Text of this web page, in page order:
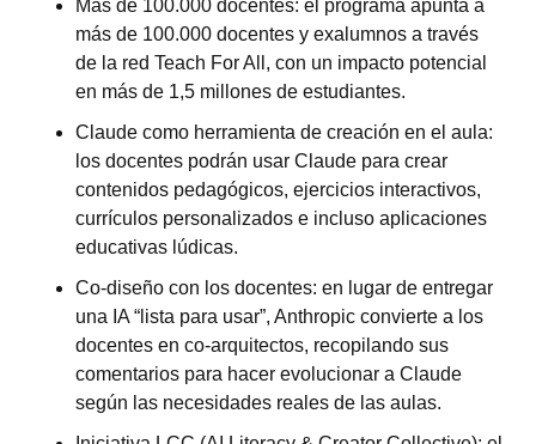
Más de 100.000 docentes: el programa apunta a
más de 100.000 docentes y exalumnos a través
de la red Teach For All, con un impacto potencial
en más de 1,5 millones de estudiantes.
Claude como herramienta de creación en el aula:
los docentes podrán usar Claude para crear
contenidos pedagógicos, ejercicios interactivos,
currículos personalizados e incluso aplicaciones
educativas lúdicas.
Co-diseño con los docentes: en lugar de entregar
una IA “lista para usar”, Anthropic convierte a los
docentes en co-arquitectos, recopilando sus
comentarios para hacer evolucionar a Claude
según las necesidades reales de las aulas.